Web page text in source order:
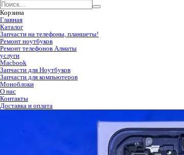
Корзина
Главная
Каталог
Запчасти на телефоны, планшеты!
Ремонт ноутбуков
Ремонт телефонов Алматы
услуги
Macbook
Запчасти для Ноутбуков
Запчасти для компьютеров
Моноблоки
О нас
Контакты
Доставка и оплата